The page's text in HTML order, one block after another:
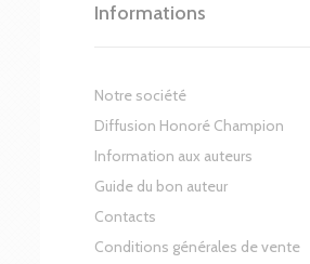
Informations
Notre société
Diffusion Honoré Champion
Information aux auteurs
Guide du bon auteur
Contacts
Conditions générales de vente